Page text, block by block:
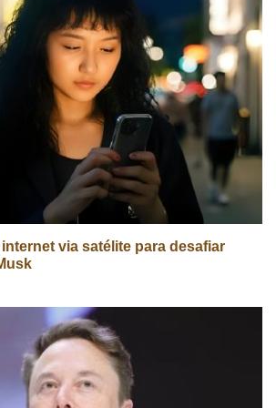
via satélite para desafiar